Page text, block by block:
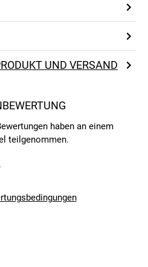
UND VERSAND
haben an einem
teilgenommen.